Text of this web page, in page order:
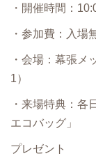
・開催時間：
・参加費：入場
・会場：幕張
1）
・来場特典：各
エコバッグ」
プレゼント